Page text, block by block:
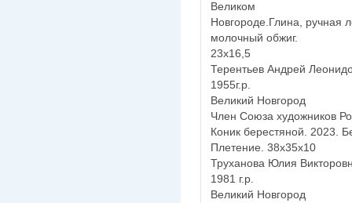
Великом
Новгороде.Глина, ручная
молочный обжиг.
23х16,5
Терентьев Андрей
1955г.р.
Великий Новгород
Член Союза художников
Коник берестяной. 2023.
Плетение. 38х35х10
Труханова Юлия
1981 г.р.
Великий Новгород